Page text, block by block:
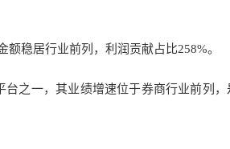
稳居行业前列，利润贡献占比258%。
之一，其业绩增速位于券商行业前列，